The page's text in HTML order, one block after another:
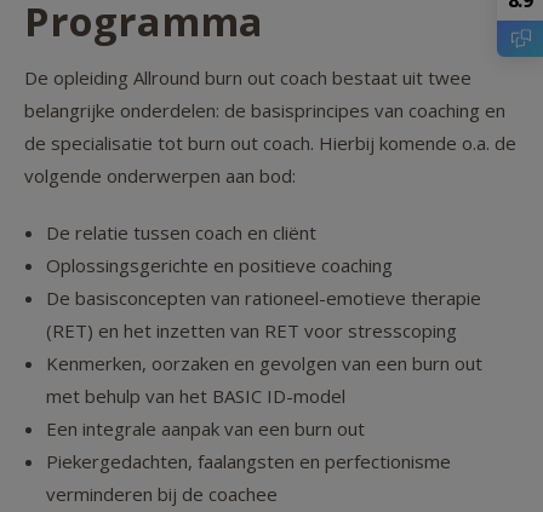
Programma
De opleiding Allround burn out coach bestaat uit twee
belangrijke onderdelen: de basisprincipes van coaching en
de specialisatie tot burn out coach. Hierbij komende o.a. de
volgende onderwerpen aan bod:
De relatie tussen coach en cliënt
Oplossingsgerichte en positieve coaching
De basisconcepten van rationeel-emotieve therapie
(RET) en het inzetten van RET voor stresscoping
Kenmerken, oorzaken en gevolgen van een burn out
met behulp van het BASIC ID-model
Een integrale aanpak van een burn out
Piekergedachten, faalangsten en perfectionisme
verminderen bij de coachee